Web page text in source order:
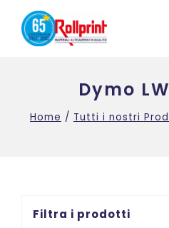
Salta
contenuto
Dymo
Home / Tutti i nostri
Filtra i prodotti